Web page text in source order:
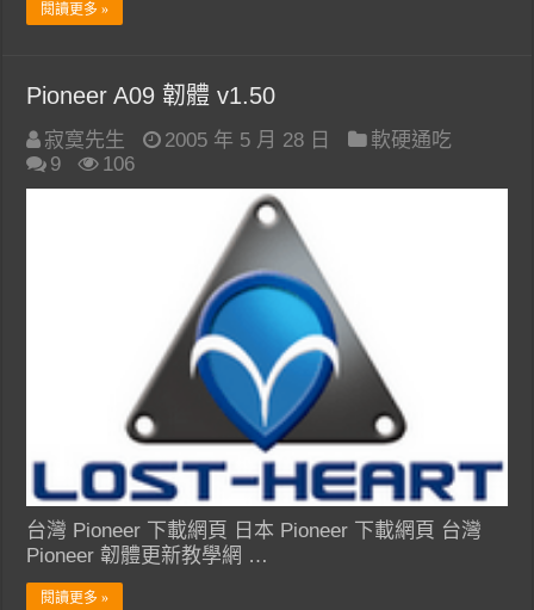
閱讀更多 »
Pioneer A09 韌體 v1.50
寂寞先生 2005 年 5 月 28 日
軟硬通吃
9
106
台灣 Pioneer 下載網頁 日本 Pioneer 下載網頁 台灣
Pioneer 韌體更新教學網 …
閱讀更多 »